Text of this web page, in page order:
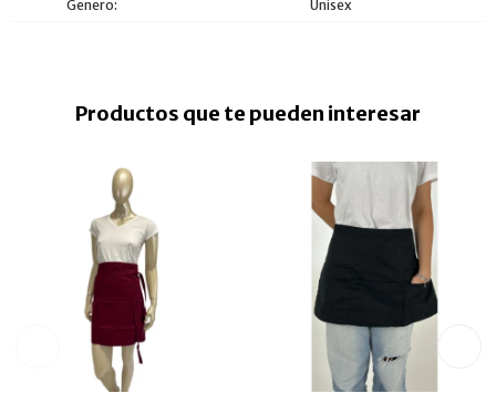
Genero Unisex
Productos que te pueden interesar